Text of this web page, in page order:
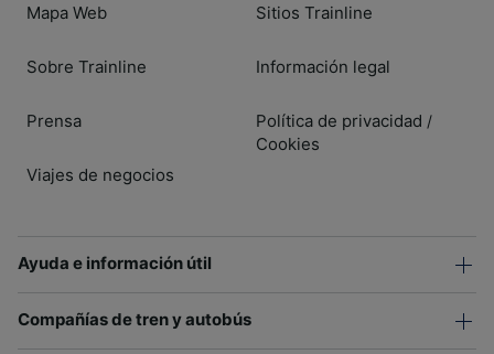
Mapa Web
Sobre Trainline
Prensa
Viajes de negocios
Sitios Trainline
Información legal
Política de privacidad /
Cookies
Ayuda e información útil
Compañías de tren y autobús